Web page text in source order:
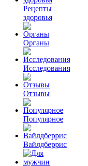
Рецепты
здоровья
Органы
Исследования
Отзывы
Популярное
Вайлдберрис